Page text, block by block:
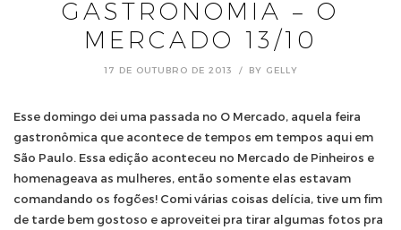
GASTRONOMIA – O
MERCADO 13/10
17 DE OUTUBRO DE 2013 BY GELLY
Esse domingo dei uma passada no O Mercado, aquela feira
gastronômica que acontece de tempos em tempos aqui em
São Paulo. Essa edição aconteceu no Mercado de Pinheiros e
homenageava as mulheres, então somente elas estavam
comandando os fogões! Comi várias coisas delícia, tive um fim
de tarde bem gostoso e aproveitei pra tirar algumas fotos pra